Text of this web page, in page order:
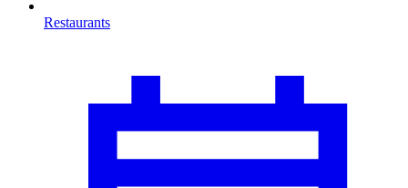
Restaurants